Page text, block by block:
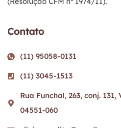
Contato
(11) 95058-0131
(11) 3045-1513
Rua Funchal, 263, conj.
04551-060